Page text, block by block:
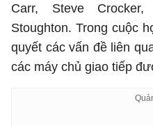
Carr, Steve
Stoughton. Trong cuộc
quyết các vấn đề liên
các máy chủ giao tiếp